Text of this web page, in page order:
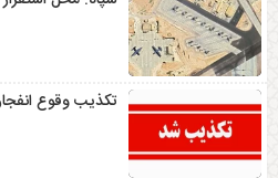
تکذیب وقوع